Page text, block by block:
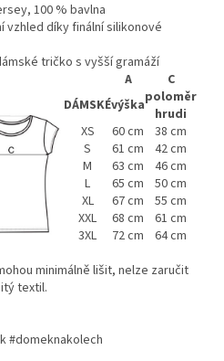
100 % bavlna
vzhled díky finální silikonové
tričko s vyšší gramáží
A
C
DÁMSKÉvýškapoloměr
hrudi
XS
60 cm
38 cm
S
61 cm
42 cm
M
63 cm
46 cm
L
65 cm
50 cm
XL
67 cm
55 cm
XXL
68 cm
61 cm
3XL
72 cm
64 cm
minimálně lišit, nelze zaručit
textil.
#domeknakolech